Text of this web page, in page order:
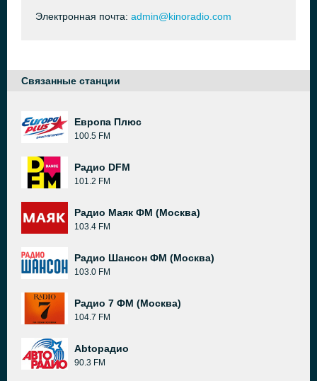
Электронная почта: admin@kinoradio.com
Связанные станции
Европа Плюс
100.5 FM
Радио DFM
101.2 FM
Радио Маяк ФМ (Москва)
103.4 FM
Радио Шансон ФМ (Москва)
103.0 FM
Радио 7 ФМ (Москва)
104.7 FM
Abtoрадио
90.3 FM